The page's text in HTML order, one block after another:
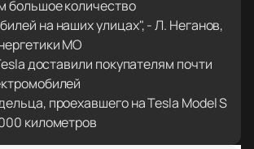
большое количество
на наших улицах", - Л. Неганов,
МО
доставили покупателям почти
проехавшего на Tesla Model S
километров